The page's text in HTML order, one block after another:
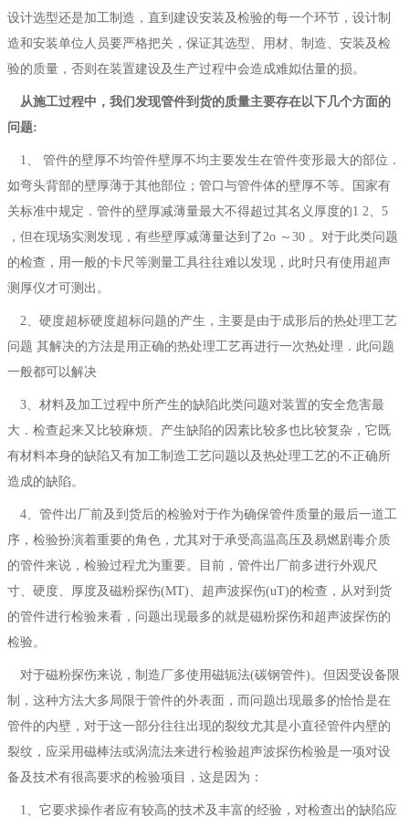
设计选型还是加工制造，直到建设安装及检验的每一个环节，设计制
造和安装单位人员要严格把关，保证其选型、用材、制造、安装及检
验的质量，否则在装置建设及生产过程中会造成难姒估量的损。
从施工过程中，我们发现管件到货的质量主要存在以下几个方面的
问题:
1、 管件的壁厚不均管件壁厚不均主要发生在管件变形最大的部位．
如弯头背部的壁厚薄于其他部位；管口与管件体的壁厚不等。国家有
关标准中规定．管件的壁厚减薄量最大不得超过其名义厚度的1 2、5
，但在现场实测发现，有些壁厚减薄量达到了2o ～30 。对于此类问题
的检查，用一般的卡尺等测量工具往往难以发现，此时只有使用超声
测厚仪才可测出。
2、硬度超标硬度超标问题的产生，主要是由于成形后的热处理工艺
问题 其解决的方法是用正确的热处理工艺再进行一次热处理．此问题
一般都可以解决
3、材料及加工过程中所产生的缺陷此类问题对装置的安全危害最
大．检查起来又比较麻烦。产生缺陷的因素比较多也比较复杂，它既
有材料本身的缺陷又有加工制造工艺问题以及热处理工艺的不正确所
造成的缺陷。
4、管件出厂前及到货后的检验对于作为确保管件质量的最后一道工
序，检验扮演着重要的角色，尤其对于承受高温高压及易燃剧毒介质
的管件来说，检验过程尤为重要。目前，管件出厂前多进行外观尺
寸、硬度、厚度及磁粉探伤(MT)、超声波探伤(uT)的检查，从对到货
的管件进行检验来看，问题出现最多的就是磁粉探伤和超声波探伤的
检验。
对于磁粉探伤来说，制造厂多使用磁轭法(碳钢管件)。但因受设备限
制，这种方法大多局限于管件的外表面，而问题出现最多的恰恰是在
管件的内壁，对于这一部分往往出现的裂纹尤其是小直径管件内壁的
裂纹，应采用磁棒法或涡流法来进行检验超声波探伤检验是一项对设
备及技术有很高要求的检验项目，这是因为：
1、它要求操作者应有较高的技术及丰富的经验，对检查出的缺陷应